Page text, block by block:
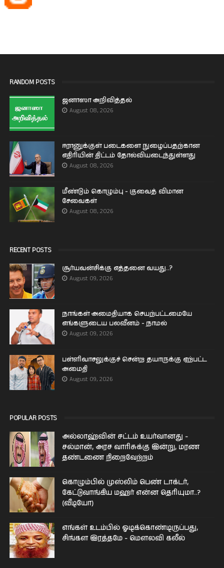
RANDOM POSTS
ஜனாஸா அறிவித்தல்
August 08, 2026
ஈரானுக்குள் படைகளை நுழைப்பதற்கான
எதிரியின் திட்டம் தோல்வியடைந்துள்ளது
August 08, 2026
மீண்டும் கொழும்பு - குவைத் விமான
சேவைகள்
August 08, 2026
RECENT POSTS
சூர்யவன்சிக்கு எத்தனை வயது..?
August 09, 2026
நாங்கள் அமைதியாக செயற்பட்டமையே
எங்களுடைய பலவீனம் - நாமல்
August 09, 2026
பள்ளிவாசலுக்குச் சென்ற தயாருக்கு ஏற்பட்ட
அமைதி
August 09, 2026
POPULAR POSTS
அல்லாஹ்வின் சட்டம் உயர்வானது -
சல்மான், அரச வாரிசுக்கு இன்று, மரண
தண்டணை நிறைவேற்றம்
கொழும்பில் முஸ்லிம் பெண் டாக்டர்,
கேட்டுவாங்கிய மஹர் என்ன தெரியுமா..?
(வீடியோ)
எங்கள் உடம்பில் ஓடிக்­கொண்­டி­ருப்­பது,
சிங்­கள இரத்­தமே - மௌலவி கலீல்